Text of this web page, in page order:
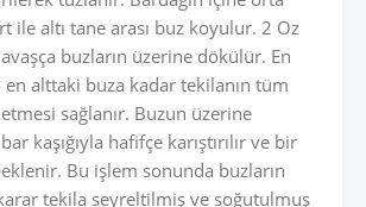
ile altı tane arası buz koyulur. 2 Oz
buzların üzerine dökülür. En
alttaki buza kadar tekilanın tüm
sağlanır. Buzun üzerine
kaşığıyla hafifçe karıştırılır ve bir
Bu işlem sonunda buzların
tekila seyreltilmiş ve soğutulmuş